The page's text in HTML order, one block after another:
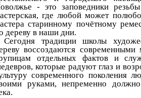
- это заповедники
где любой может
старинному почётному
дереву в наши дни.
Сегодня традиции школы
воссоздаются современными
отдельных фактов и
которые радуют глаз и
современного поколения
руками, непременно